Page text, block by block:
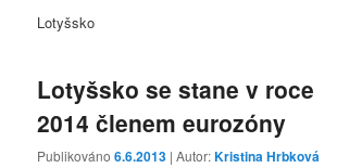
Lotyšsko
Lotyšsko se stane v roce
2014 členem eurozóny
Publikováno6.6.2013 | Autor:Kristina Hrbková